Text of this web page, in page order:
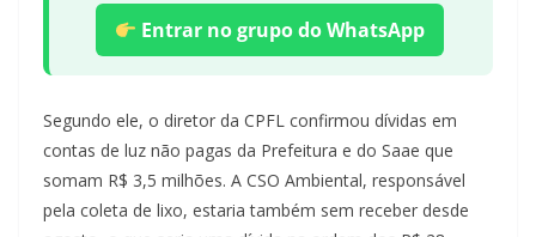
Entrar no grupo do WhatsApp
Segundo ele, o diretor da CPFL confirmou dívidas em
contas de luz não pagas da Prefeitura e do Saae que
somam R$ 3,5 milhões. A CSO Ambiental, responsável
pela coleta de lixo, estaria também sem receber desde